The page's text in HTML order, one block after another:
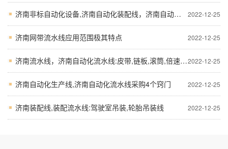
2022-12-25
济南非标自动化设备,济南自动化装配线，济南自动化流水线选购诀窍
2022-12-25
济南网带流水线应用范围极其特点
2022-12-25
济南流水线，济南自动化流水线:皮带,链板,滚筒,倍速四种采购必备技术参数和参考
2022-12-25
济南自动化生产线,济南自动化流水线采购4个窍门
2022-12-25
济南装配线,装配流水线:驾驶室吊装,轮胎吊装线